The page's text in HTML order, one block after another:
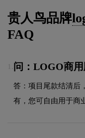
贵人鸟品牌
FAQ
问：LOGO商用
答：项目尾款结清后
有，您可自由用于商